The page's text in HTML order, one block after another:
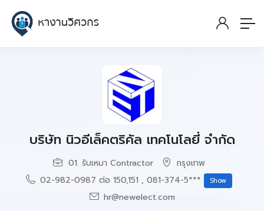
บริษัท นิวอีเล็คตริคัล เทคโนโลยี่ จำกัด
01. รับเหมา Contractor
กรุงเทพ
02-982-0987 ต่อ 150,151 , 081-374-5***
Show
hr@newelect.com